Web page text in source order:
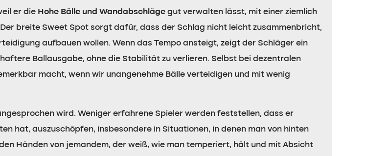
er die Hohe Bälle und Wandabschläge gut verwalten lässt, mit einer ziemlich
breite Sweet Spot sorgt dafür, dass der Schlag nicht leicht zusammenbricht,
aufbauen wollen. Wenn das Tempo ansteigt, zeigt der Schläger ein
Ballausgabe, ohne die Stabilität zu verlieren. Selbst bei dezentralen
macht, wenn wir unangenehme Bälle verteidigen und mit wenig
wird. Weniger erfahrene Spieler werden feststellen, dass er
hat, auszuschöpfen, insbesondere in Situationen, in denen man von hinten
Händen von jemandem, der weiß, wie man temperiert, hält und mit Absicht